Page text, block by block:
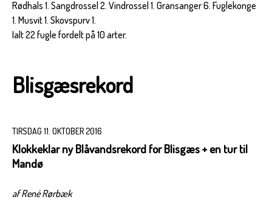
Rødhals 1. Sangdrossel 2. Vindrossel 1. Gransanger 6. Fuglekonge
1. Musvit 1. Skovspurv 1.
Ialt 22 fugle fordelt på 10 arter.
Blisgæsrekord
TIRSDAG 11. OKTOBER 2016
Klokkeklar ny Blåvandsrekord for Blisgæs + en tur til
Mandø
af René Rørbæk